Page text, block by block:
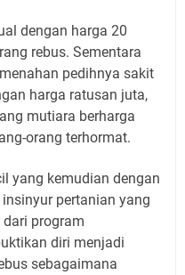
dengan harga 20
rebus. Sementara
pedihnya sakit
harga ratusan juta,
mutiara berharga
orang terhormat.
yang kemudian dengan
pertanian yang
program
diri menjadi
sebagaimana